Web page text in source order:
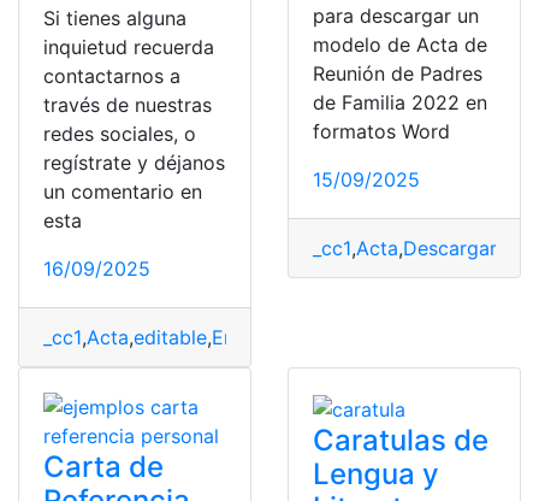
Si tienes alguna
inquietud recuerda
contactarnos a
través de nuestras
redes sociales, o
regístrate y déjanos
un comentario en
esta
16/09/2025
_cc1,Acta,editable,Entrega
para descargar un
modelo de Acta de
Reunión de Padres
de Familia 2022 en
formatos Word
15/09/2025
_cc1,Acta,Descargar
Carta de
Caratulas de
Lengua y